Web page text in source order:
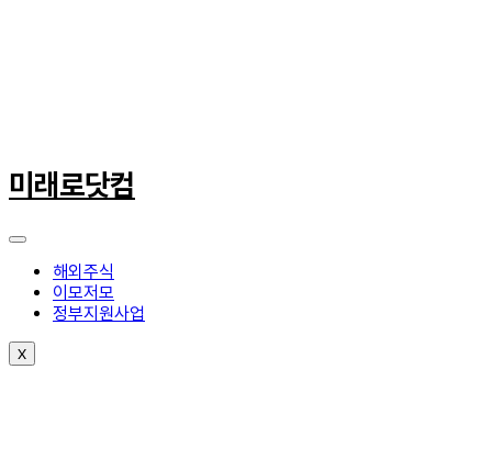
텐
츠
건
미래로닷컴
해외주식
이모저모
정부지원사업
X